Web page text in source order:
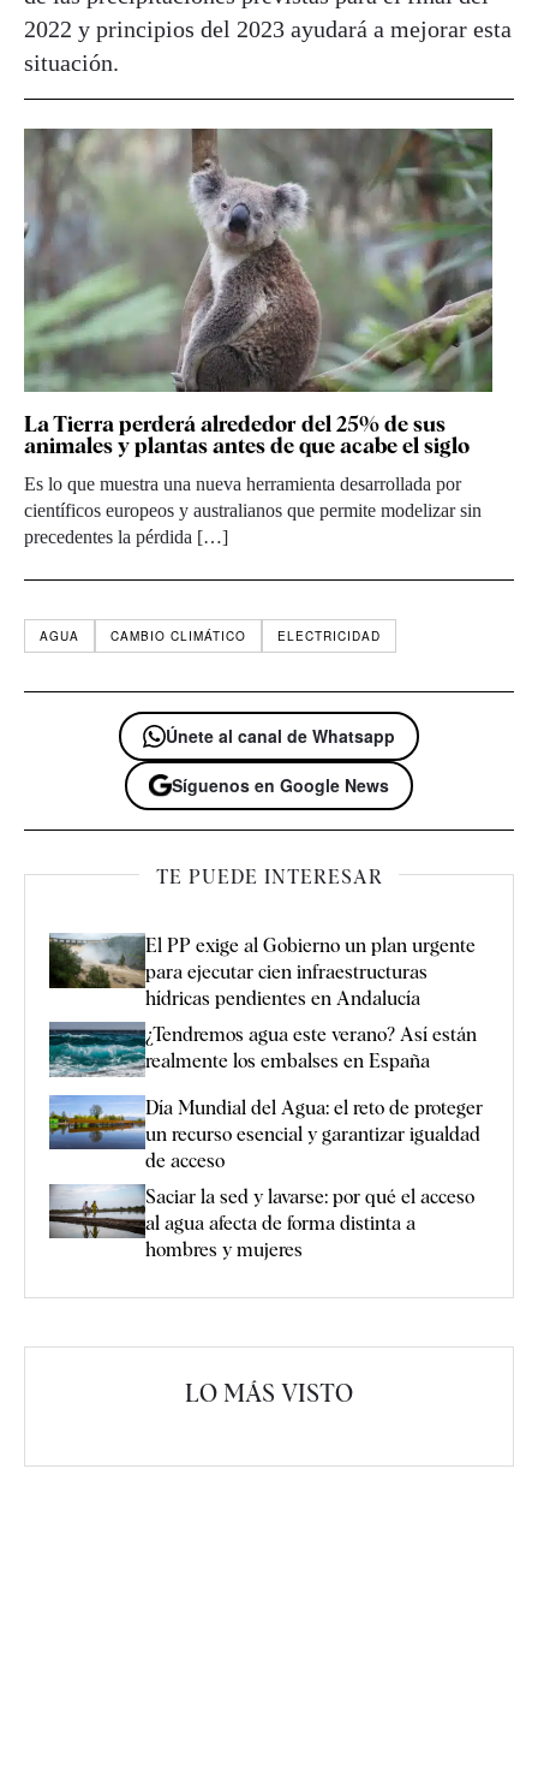
2022 y principios del 2023 ayudará a mejorar esta
situación.
La Tierra perderá alrededor del 25% de sus
animales y plantas antes de que acabe el siglo
Es lo que muestra una nueva herramienta desarrollada por
científicos europeos y australianos que permite modelizar sin
precedentes la pérdida […]
AGUA CAMBIO CLIMÁTICO ELECTRICIDAD
Únete al canal de Whatsapp
Síguenos en Google News
TE PUEDE INTERESAR
El PP exige al Gobierno un plan urgente
para ejecutar cien infraestructuras
hídricas pendientes en Andalucía
¿Tendremos agua este verano? Así están
realmente los embalses en España
Día Mundial del Agua: el reto de proteger
un recurso esencial y garantizar igualdad
de acceso
Saciar la sed y lavarse: por qué el acceso
al agua afecta de forma distinta a
hombres y mujeres
LO MÁS VISTO